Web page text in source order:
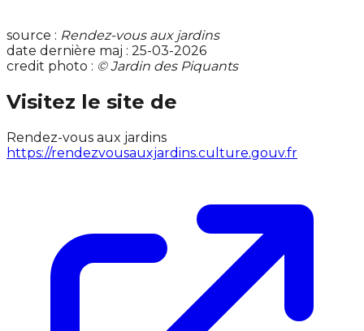
source : Rendez-vous aux jardins
date dernière maj : 25-03-2026
credit photo : © Jardin des Piquants
Visitez le site de
Rendez-vous aux jardins
https://rendezvousauxjardins.culture.gouv.fr